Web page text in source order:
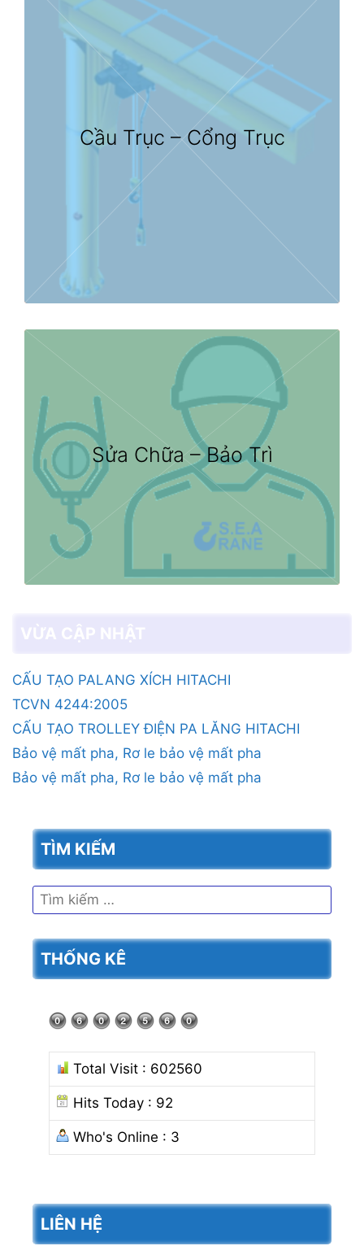
Cầu Trục – Cổng Trục
Sửa Chữa – Bảo Trì
CẤU TẠO PALANG XÍCH HITACHI
TCVN 4244:2005
CẤU TẠO TROLLEY ĐIỆN PA LĂNG HITACHI
Bảo vệ mất pha, Rơ le bảo vệ mất pha
Bảo vệ mất pha, Rơ le bảo vệ mất pha
TÌM KIẾM
Tìm
kiếm
cho:
THỐNG KÊ
Total Visit : 602560
Hits Today : 92
Who's Online : 3
LIÊN HỆ